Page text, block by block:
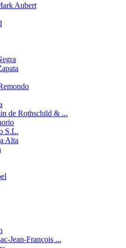
Aubert
de Rothschild & ...
S.L.
Alta
Jean-François ...